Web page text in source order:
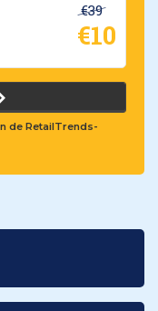
€39
€10
de RetailTrends-